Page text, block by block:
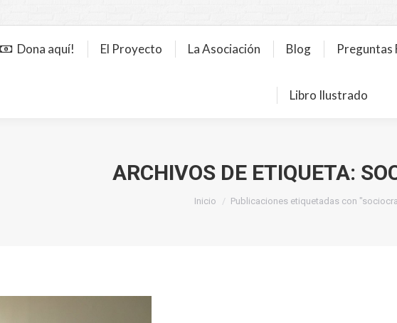
Dona aquí! El Proyecto La Asociación Blog Preguntas
Libro Ilustrado
ARCHIVOS DE ETIQUETA:
Estás aquí:
Inicio Publicaciones etiquetadas con